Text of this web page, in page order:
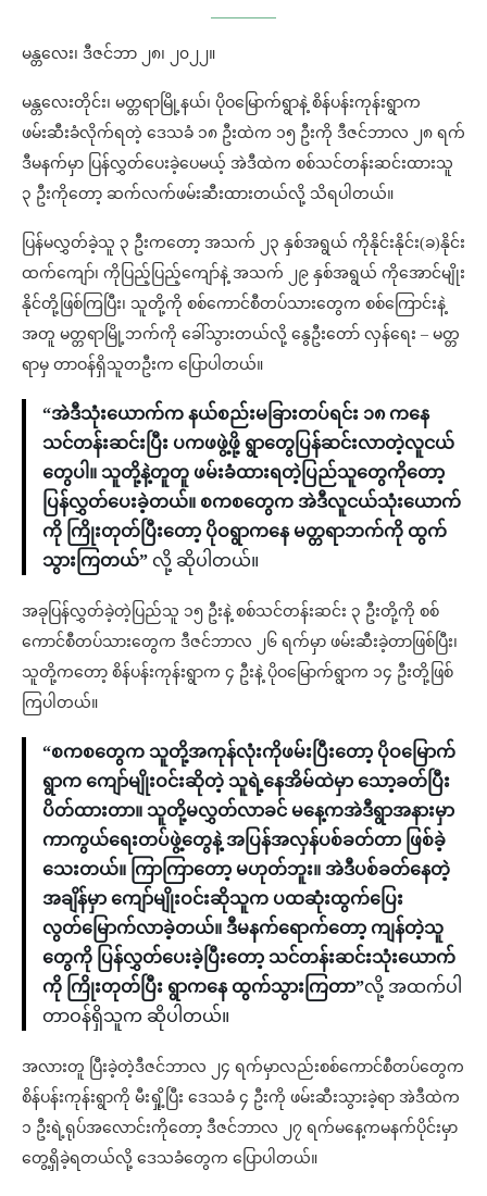
မန္တလေး၊ ဒီဇင်ဘာ ၂၈၊ ၂၀၂၂။
မန္တလေးတိုင်း၊ မတ္တရာမြို့နယ်၊ ပိုဝမြောက်ရွာနဲ့ စိန်ပန်းကုန်းရွာက
ဖမ်းဆီးခံလိုက်ရတဲ့ ဒေသခံ ၁၈ ဦးထဲက ၁၅ ဦးကို ဒီဇင်ဘာလ ၂၈ ရက်
ဒီမနက်မှာ ပြန်လွှတ်ပေးခဲ့ပေမယ့် အဲဒီထဲက စစ်သင်တန်းဆင်းထားသူ
၃ ဦးကိုတော့ ဆက်လက်ဖမ်းဆီးထားတယ်လို့ သိရပါတယ်။
ပြန်မလွှတ်ခဲ့သူ ၃ ဦးကတော့ အသက် ၂၃ နှစ်အရွယ် ကိုနိုင်းနိုင်း(ခ)နိုင်း
ထက်ကျော်၊ ကိုပြည့်ပြည့်ကျော်နဲ့ အသက် ၂၉ နှစ်အရွယ် ကိုအောင်မျိုး
နိုင်တို့ဖြစ်ကြပြီး၊ သူတို့ကို စစ်ကောင်စီတပ်သားတွေက စစ်ကြောင်းနဲ့
အတူ မတ္တရာမြို့ဘက်ကို ခေါ်သွားတယ်လို့ နွေဦးတော် လှန်ရေး – မတ္တ
ရာမှ တာဝန်ရှိသူတဦးက ပြောပါတယ်။
“အဲဒီသုံးယောက်က နယ်စည်းမခြားတပ်ရင်း ၁၈ ကနေ
သင်တန်းဆင်းပြီး ပကဖဖွဲ့ဖို့ ရွာတွေပြန်ဆင်းလာတဲ့လူငယ်
တွေပါ။ သူတို့နဲ့တူတူ ဖမ်းခံထားရတဲ့ပြည်သူတွေကိုတော့
ပြန်လွှတ်ပေးခဲ့တယ်။ စကစတွေက အဲဒီလူငယ်သုံးယောက်
ကို ကြိုးတုတ်ပြီးတော့ ပိုဝရွာကနေ မတ္တရာဘက်ကို ထွက်
သွားကြတယ်” လို့ ဆိုပါတယ်။
အခုပြန်လွှတ်ခဲ့တဲ့ပြည်သူ ၁၅ ဦးနဲ့ စစ်သင်တန်းဆင်း ၃ ဦးတို့ကို စစ်
ကောင်စီတပ်သားတွေက ဒီဇင်ဘာလ ၂၆ ရက်မှာ ဖမ်းဆီးခဲ့တာဖြစ်ပြီး၊
သူတို့ကတော့ စိန်ပန်းကုန်းရွာက ၄ ဦးနဲ့ ပိုဝမြောက်ရွာက ၁၄ ဦးတို့ဖြစ်
ကြပါတယ်။
“စကစတွေက သူတို့အကုန်လုံးကိုဖမ်းပြီးတော့ ပိုဝမြောက်
ရွာက ကျော်မျိုးဝင်းဆိုတဲ့ သူရဲ့နေအိမ်ထဲမှာ သော့ခတ်ပြီး
ပိတ်ထားတာ။ သူတို့မလွှတ်လာခင် မနေ့ကအဲဒီရွာအနားမှာ
ကာကွယ်ရေးတပ်ဖွဲ့တွေနဲ့ အပြန်အလှန်ပစ်ခတ်တာ ဖြစ်ခဲ့
သေးတယ်။ ကြာကြာတော့ မဟုတ်ဘူး။ အဲဒီပစ်ခတ်နေတဲ့
အချိန်မှာ ကျော်မျိုးဝင်းဆိုသူက ပထဆုံးထွက်ပြေး
လွတ်မြောက်လာခဲ့တယ်။ ဒီမနက်ရောက်တော့ ကျန်တဲ့သူ
တွေကို ပြန်လွှတ်ပေးခဲ့ပြီးတော့ သင်တန်းဆင်းသုံးယောက်
ကို ကြိုးတုတ်ပြီး ရွာကနေ ထွက်သွားကြတာ”လို့ အထက်ပါ
တာဝန်ရှိသူက ဆိုပါတယ်။
အလားတူ ပြီးခဲ့တဲ့ဒီဇင်ဘာလ ၂၄ ရက်မှာလည်းစစ်ကောင်စီတပ်တွေက
စိန်ပန်းကုန်းရွာကို မီးရှို့ပြီး ဒေသခံ ၄ ဦးကို ဖမ်းဆီးသွားခဲ့ရာ အဲဒီထဲက
၁ ဦးရဲ့ရုပ်အလောင်းကိုတော့ ဒီဇင်ဘာလ ၂၇ ရက်မနေ့ကမနက်ပိုင်းမှာ
တွေ့ရှိခဲ့ရတယ်လို့ ဒေသခံတွေက ပြောပါတယ်။